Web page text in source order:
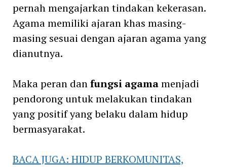
pernah mengajarkan tindakan kekerasan.
Agama memiliki ajaran khas masing-
masing sesuai dengan ajaran agama yang
dianutnya.
Maka peran danfungsi agamamenjadi
pendorong untuk melakukan tindakan
yang positif yang belaku dalam hidup
bermasyarakat.
BACA JUGA: HIDUP BERKOMUNITAS,